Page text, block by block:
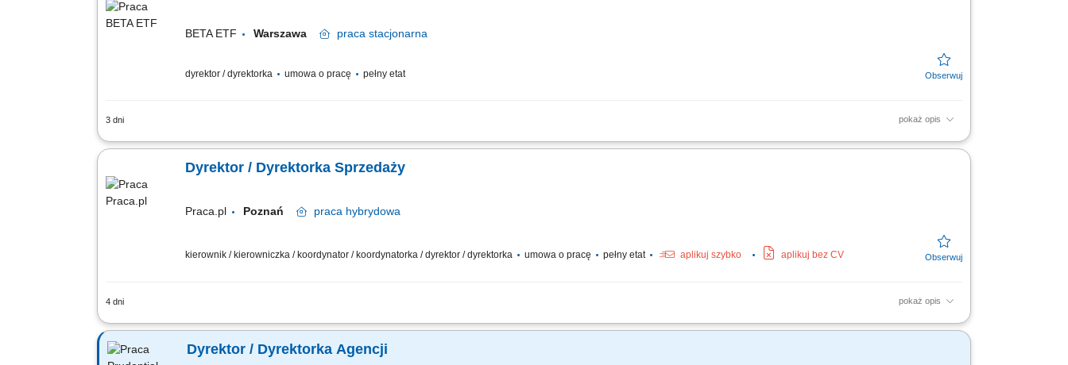
BETA ETF Warszawa praca stacjonarna
dyrektor / dyrektorka umowa o pracę pełny etat
3 dni pokaż opis
Twoja misja, czyli czym będziesz się zajmować: Partnerstwo na lata: Budowanie i pielęgnowanie relacji z naszymi kluczowymi klientami. Utrzymujemy najwyższe
Dyrektor / Dyrektorka Sprzedaży
Praca.pl Poznań praca hybrydowa
kierownik / kierowniczka / koordynator / koordynatorka / dyrektor / dyrektorka umowa o pracę pełny etat aplikuj szybko aplikuj bez CV
4 dni pokaż opis
Zakres obowiązków: Tworzenie i realizacja strategii sprzedaży B2C, wyznaczanie priorytetów oraz polityk cenowo-promocyjnych; Odpowiedzialność za realizację celów
Dyrektor / Dyrektorka Agencji